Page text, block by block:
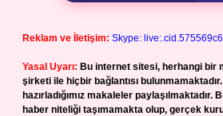
Reklam ve İletişim: Skype:
Yasal Uyarı: Bu internet sitesi, herhangi bir
şirketi ile hiçbir bağlantısı
hazırladığımız makaleler
haber niteliği taşımamakta olup, gerçek